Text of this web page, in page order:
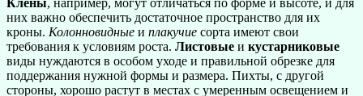
них важно обеспечить достаточное пространство для их
кроны. Колонновидные и плакучие сорта имеют свои
требования к условиям роста. Листовые и кустарниковые
виды нуждаются в особом уходе и правильной обрезке для
поддержания нужной формы и размера. Пихты, с другой
стороны, хорошо растут в местах с умеренным освещением и